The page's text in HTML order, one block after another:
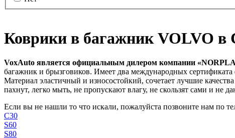
Коврики в багажник VOLVO в
VoxAuto является официальным дилером компании
багажник и брызговиков. Имеет два международных сертификата
Материал эластичный и износостойкий, сочетает лучшие
пахнут, легко мыть, не пропускают влагу, не скользят сами и не
Если вы не нашли то что искали, пожалуйста позвоните нам по
C30
S60
S80